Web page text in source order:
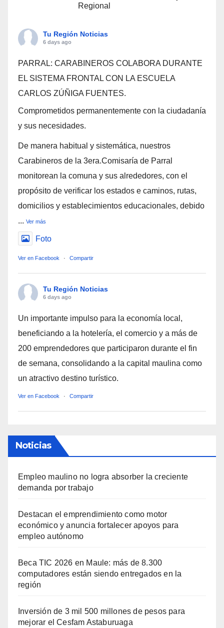
Regional
Tu Región Noticias
6 days ago
PARRAL: CARABINEROS COLABORA DURANTE
EL SISTEMA FRONTAL CON LA ESCUELA
CARLOS ZÚÑIGA FUENTES.
Comprometidos permanentemente con la ciudadanía
y sus necesidades.
De manera habitual y sistemática, nuestros
Carabineros de la 3era.Comisaría de Parral
monitorean la comuna y sus alrededores, con el
propósito de verificar los estados e caminos, rutas,
domicilios y establecimientos educacionales, debido
... Ver más
Foto
Ver en Facebook · Compartir
Tu Región Noticias
6 days ago
Un importante impulso para la economía local,
beneficiando a la hotelería, el comercio y a más de
200 emprendedores que participaron durante el fin
de semana, consolidando a la capital maulina como
un atractivo destino turístico.
Ver en Facebook · Compartir
Noticias
Empleo maulino no logra absorber la creciente
demanda por trabajo
Destacan el emprendimiento como motor
económico y anuncia fortalecer apoyos para
empleo autónomo
Beca TIC 2026 en Maule: más de 8.300
computadores están siendo entregados en la
región
Inversión de 3 mil 500 millones de pesos para
mejorar el Cesfam Astaburuaga